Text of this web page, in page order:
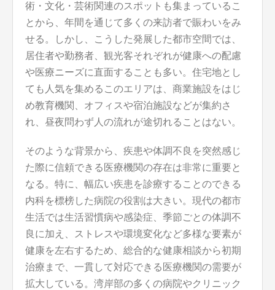
術・文化・芸術関連のスポットも集まっているこ
とから、年間を通じて多くの来訪者で賑わいをみ
せる。しかし、こうした発展した都市空間では、
居住者や勤務者、観光客それぞれが健康への配慮
や医療ニーズに直面することも多い。住宅地とし
ても人気を集めるこのエリアは、商業施設をはじ
め教育機関、オフィスや宿泊施設などが集約さ
れ、昼夜問わず人の流れが途切れることはない。
そのような背景から、疾患や体調不良を突然感じ
た際に信頼できる医療機関の存在は非常に重要と
なる。特に、幅広い疾患を診療することのできる
内科を標榜した病院の役割は大きい。現代の都市
生活では生活習慣病や感染症、季節ごとの体調不
良に加え、ストレスや環境変化など多様な要素が
健康を左右するため、総合的な健康相談から初期
治療まで、一貫して対応できる医療機関の需要が
拡大している。湾岸部の多くの病院やクリニック